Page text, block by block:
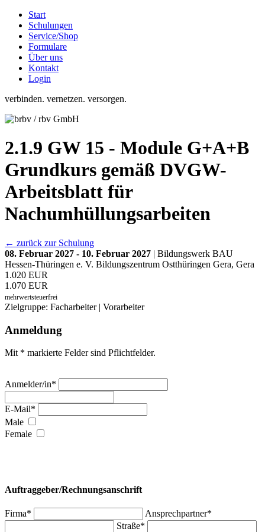
Start
Schulungen
Service/Shop
Formulare
Über uns
Kontakt
Login
verbinden. vernetzen. versorgen.
2.1.9 GW 15 - Module G+A+B
Grundkurs gemäß DVGW-
Arbeitsblatt für
Nachumhüllungsarbeiten
← zurück zur Schulung
08. Februar 2027 - 10. Februar 2027 | Bildungswerk BAU
Hessen-Thüringen e. V. Bildungszentrum Ostthüringen Gera, Gera
1.020 EUR
1.070 EUR
mehrwertsteuerfrei
Zielgruppe: Facharbeiter | Vorarbeiter
Anmeldung
Mit * markierte Felder sind Pflichtfelder.
Anmelder/in*
E-Mail*
Male
Female
Auftraggeber/Rechnungsanschrift
Firma*
Ansprechpartner*
Straße*